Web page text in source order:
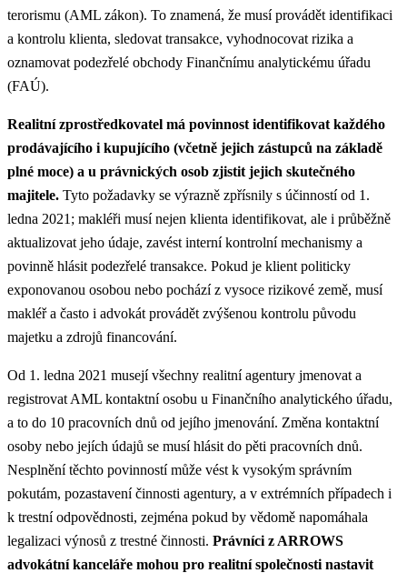
terorismu (AML zákon). To znamená, že musí provádět identifikaci
a kontrolu klienta, sledovat transakce, vyhodnocovat rizika a
oznamovat podezřelé obchody Finančnímu analytickému úřadu
(FAÚ).
Realitní zprostředkovatel má povinnost identifikovat každého
prodávajícího i kupujícího (včetně jejich zástupců na základě
plné moce) a u právnických osob zjistit jejich skutečného
majitele. Tyto požadavky se výrazně zpřísnily s účinností od 1.
ledna 2021; makléři musí nejen klienta identifikovat, ale i průběžně
aktualizovat jeho údaje, zavést interní kontrolní mechanismy a
povinně hlásit podezřelé transakce. Pokud je klient politicky
exponovanou osobou nebo pochází z vysoce rizikové země, musí
makléř a často i advokát provádět zvýšenou kontrolu původu
majetku a zdrojů financování.
Od 1. ledna 2021 musejí všechny realitní agentury jmenovat a
registrovat AML kontaktní osobu u Finančního analytického úřadu,
a to do 10 pracovních dnů od jejího jmenování. Změna kontaktní
osoby nebo jejích údajů se musí hlásit do pěti pracovních dnů.
Nesplnění těchto povinností může vést k vysokým správním
pokutám, pozastavení činnosti agentury, a v extrémních případech i
k trestní odpovědnosti, zejména pokud by vědomě napomáhala
legalizaci výnosů z trestné činnosti. Právníci z ARROWS
advokátní kanceláře mohou pro realitní společnosti nastavit